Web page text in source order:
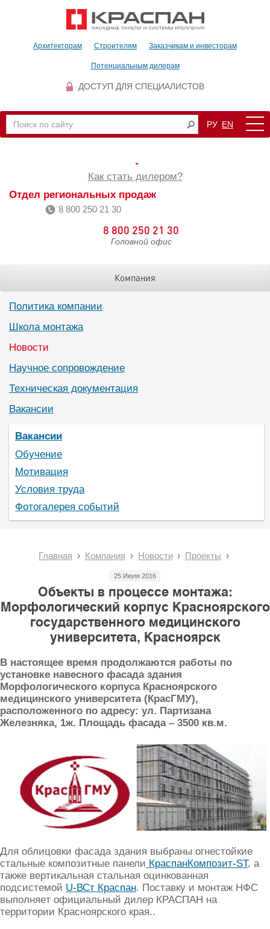
Архитекторам Строителям Заказчикам и инвесторам
Потенциальным дилерам
ДОСТУП ДЛЯ СПЕЦИАЛИСТОВ
РУ EN
Как стать дилером?
Отдел региональных продаж
8 800 250 21 30
8 800 250 21 30
Головной офис
Компания
Политика компании
Школа монтажа
Новости
Научное сопровождение
Техническая документация
Вакансии
Вакансии
Обучение
Мотивация
Условия труда
Фотогалерея событий
Главная Компания Новости Проекты
25 Июля 2016
Объекты в процессе монтажа:
Морфологический корпус Красноярского
государственного медицинского
университета, Красноярск
В настоящее время продолжаются работы по
установке навесного фасада здания
Морфологического корпуса Красноярского
медицинского университета (КрасГМУ),
расположенного по адресу: ул. Партизана
Железняка, 1ж. Площадь фасада – 3500 кв.м.
Для облицовки фасада здания выбраны огнестойкие
стальные композитные панели КраспанКомпозит-ST, а
также вертикальная стальная оцинкованная
подсистемой U-ВСт Краспан. Поставку и монтаж НФС
выполняeт официальный дилер КРАСПАН на
территории Красноярского края..